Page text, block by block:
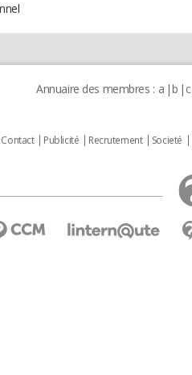
Annuaire des membres : a b c
Contact Publicité Recrutement Societé